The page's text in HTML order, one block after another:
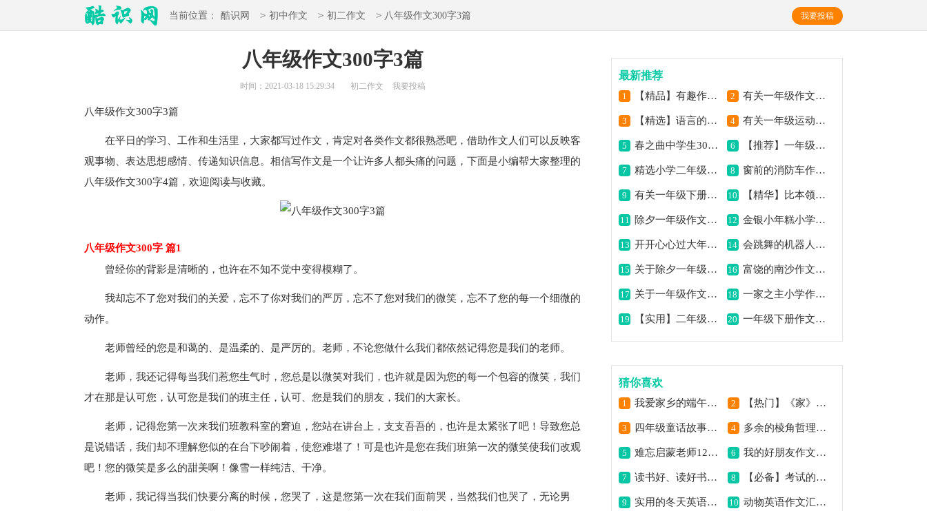
当前位置： 酷识网 > 初中作文 > 初二作文 > 八年级作文300字3篇 我要投稿
八年级作文300字3篇
时间：2021-03-18 15:29:34 初二作文 我要投稿
八年级作文300字3篇
在平日的学习、工作和生活里，大家都写过作文，肯定对各类作文都很熟悉吧，借助作文人们可以反映客
观事物、表达思想感情、传递知识信息。相信写作文是一个让许多人都头痛的问题，下面是小编帮大家整理的
八年级作文300字4篇，欢迎阅读与收藏。
八年级作文300字 篇1
曾经你的背影是清晰的，也许在不知不觉中变得模糊了。
我却忘不了您对我们的关爱，忘不了你对我们的严厉，忘不了您对我们的微笑，忘不了您的每一个细微的
动作。
老师曾经的您是和蔼的、是温柔的、是严厉的。老师，不论您做什么我们都依然记得您是我们的老师。
老师，我还记得每当我们惹您生气时，您总是以微笑对我们，也许就是因为您的每一个包容的微笑，我们
才在那是认可您，认可您是我们的班主任，认可、您是我们的朋友，我们的大家长。
老师，记得您第一次来我们班教科室的窘迫，您站在讲台上，支支吾吾的，也许是太紧张了吧！导致您总
是说错话，我们却不理解您似的在台下吵闹着，使您难堪了！可是也许是您在我们班第一次的微笑使我们改观
吧！您的微笑是多么的甜美啊！像雪一样纯洁、干净。
老师，我记得当我们快要分离的时候，您哭了，这是您第一次在我们面前哭，当然我们也哭了，无论男
最新推荐
1 【精品】有趣作文300字3篇 2 有关一年级作文300字10篇
3 【精选】语言的作文300字4篇 4 有关一年级运动会作文300字汇总5篇
5 春之曲中学生300字作文 6 【推荐】一年级作文合集五篇
7 精选小学二年级作文三篇 8 窗前的消防车作文300字
9 有关一年级下册作文300字合集6篇 10 【精华】比本领的作文300字6篇
11 除夕一年级作文汇编6篇 12 金银小年糕小学作文300字
13 开开心心过大年一年级作文（精选10篇） 14 会跳舞的机器人作文300字
15 关于除夕一年级作文汇总六篇 16 富饶的南沙作文300字
17 关于一年级作文300字汇编4篇 18 一家之主小学作文300字
19 【实用】二年级作文三篇 20 一年级下册作文300字汇编六篇
猜你喜欢
1 我爱家乡的端午节作文汇总7篇 2 【热门】《家》七年级作文500字四篇
3 四年级童话故事作文500字 4 多余的棱角哲理故事
5 难忘启蒙老师1200字作文 6 我的好朋友作文三年级
7 读书好、读好书、好读书作文 8 【必备】考试的作文合集8篇
9 实用的冬天英语作文合集10篇 10 动物英语作文汇编10篇